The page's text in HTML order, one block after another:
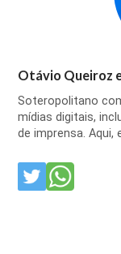
Otávio Queiroz
Soteropolitano
mídias digitais,
de imprensa.